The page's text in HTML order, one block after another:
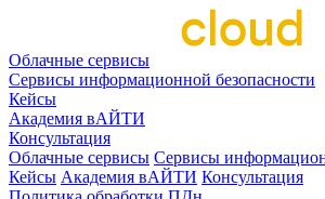
Облачные сервисы
Сервисы информационной безопасности
Кейсы
Академия вАЙТИ
Консультация
Облачные сервисы Сервисы
Кейсы Академия вАЙТИ Консультация